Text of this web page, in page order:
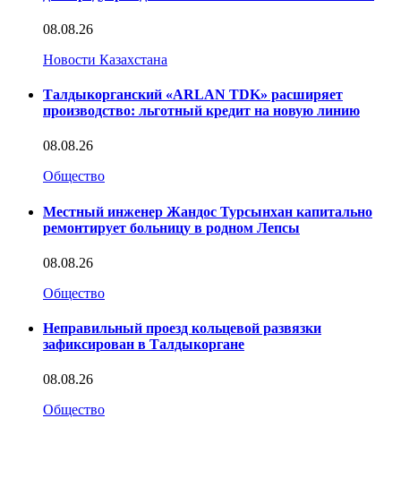
08.08.26
Новости Казахстана
Талдыкорганский «ARLAN TDK» расширяет
производство: льготный кредит на новую линию
08.08.26
Общество
Местный инженер Жандос Турсынхан капитально
ремонтирует больницу в родном Лепсы
08.08.26
Общество
Неправильный проезд кольцевой развязки
зафиксирован в Талдыкоргане
08.08.26
Общество